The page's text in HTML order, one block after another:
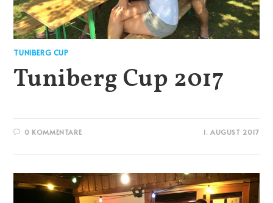
TUNIBERG CUP
Tuniberg Cup 2017
0 KOMMENTARE 1. AUGUST 2017